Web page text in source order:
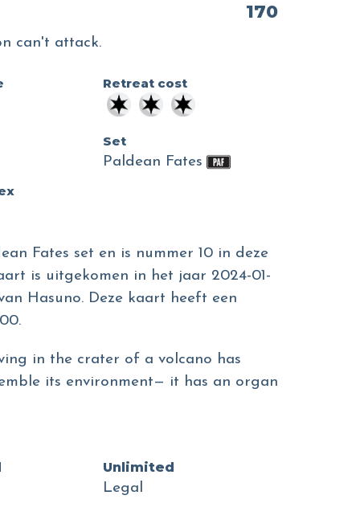
170
can't attack.
Retreat cost
Set
Paldean Fates
Fates set en is nummer 10 in deze
is uitgekomen in het jaar 2024-01-
Hasuno. Deze kaart heeft een
in the crater of a volcano has
its environment— it has an organ
Unlimited
Legal